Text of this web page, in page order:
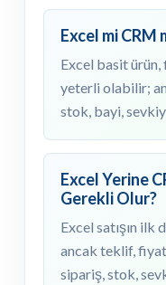
Excel mi CRM
Excel basit
yeterli olabilir;
stok, bayi,
Excel Yerine
Gerekli Olur?
Excel satışın
ancak teklif,
sipariş, stok,